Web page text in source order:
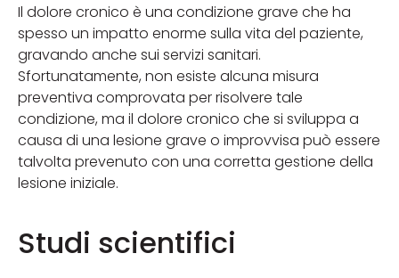
Il dolore cronico è una condizione grave che ha
spesso un impatto enorme sulla vita del paziente,
gravando anche sui servizi sanitari.
Sfortunatamente, non esiste alcuna misura
preventiva comprovata per risolvere tale
condizione, ma il dolore cronico che si sviluppa a
causa di una lesione grave o improvvisa può essere
talvolta prevenuto con una corretta gestione della
lesione iniziale.
Studi scientifici